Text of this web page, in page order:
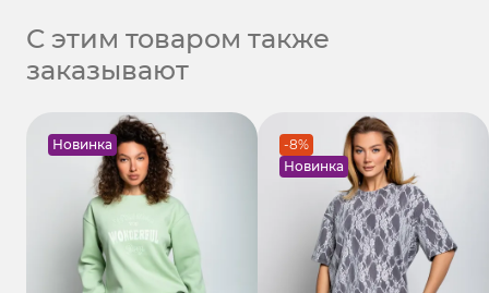
С этим товаром также
заказывают
Новинка
-8%
Новинка